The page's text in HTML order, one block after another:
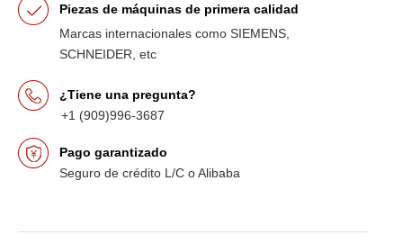
Piezas de máquinas de primera calidad
Marcas internacionales como SIEMENS,
SCHNEIDER, etc
¿Tiene una pregunta?
+1 (909)996-3687
Pago garantizado
Seguro de crédito L/C o Alibaba